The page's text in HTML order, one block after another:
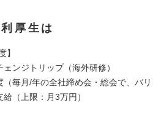
厚生は
】
ンジトリップ（海外研修）
（毎月/年の全社締め会・総会で、バリ
（上限：月3万円）